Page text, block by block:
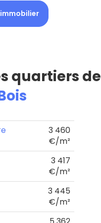
quartiers de
3 460
€/m²
3 417
€/m²
3 445
€/m²